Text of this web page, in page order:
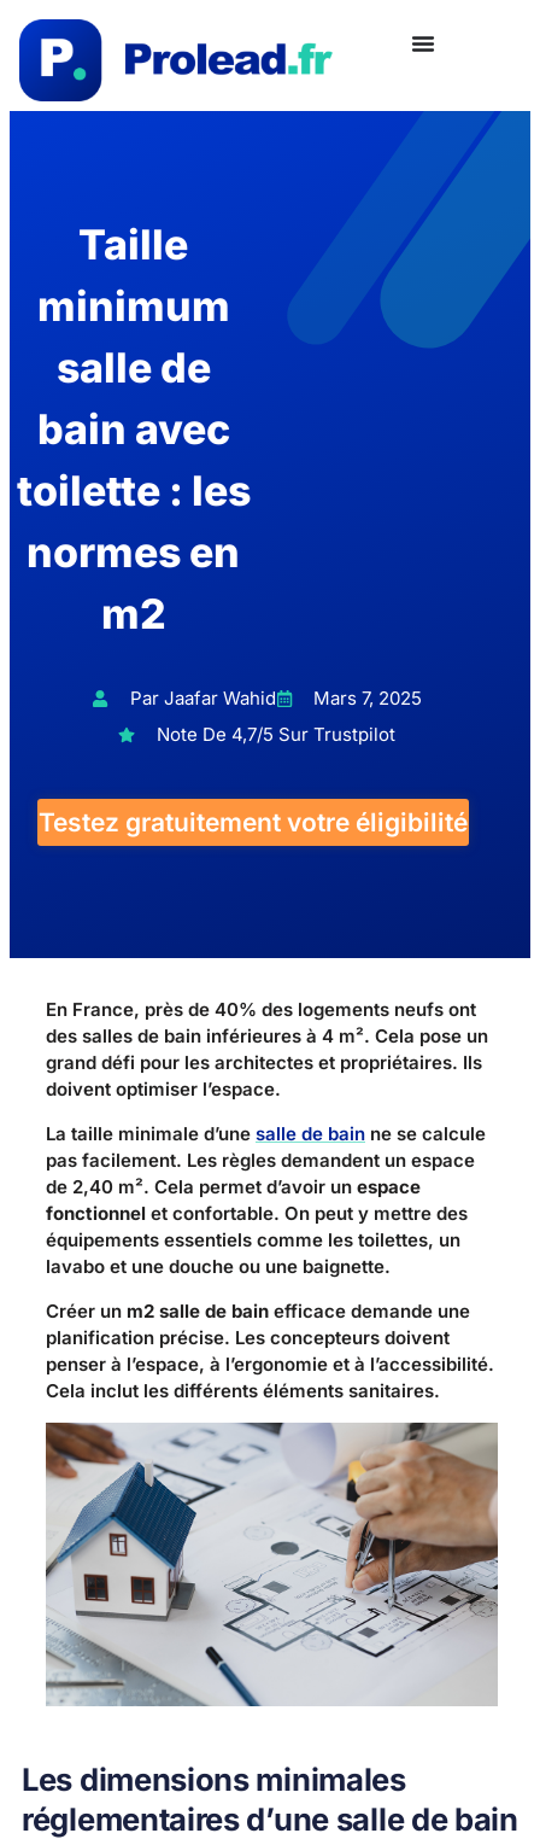
Taille
minimum
salle de
bain avec
toilette : les
normes en
m2
Par Jaafar Wahid
Mars 7, 2025
Note De 4,7/5 Sur Trustpilot
Testez gratuitement votre éligibilité
En France, près de 40% des logements neufs ont
des salles de bain inférieures à 4 m². Cela pose un
grand défi pour les architectes et propriétaires. Ils
doivent optimiser l’espace.
La taille minimale d’une salle de bain ne se calcule
pas facilement. Les règles demandent un espace
de 2,40 m². Cela permet d’avoir un espace
fonctionnel et confortable. On peut y mettre des
équipements essentiels comme les toilettes, un
lavabo et une douche ou une baignette.
Créer un m2 salle de bain efficace demande une
planification précise. Les concepteurs doivent
penser à l’espace, à l’ergonomie et à l’accessibilité.
Cela inclut les différents éléments sanitaires.
Les dimensions minimales
réglementaires d’une salle de bain